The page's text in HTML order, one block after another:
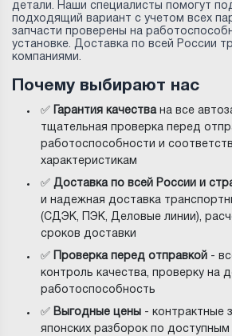
детали. Наши специалисты помогут
подходящий вариант с учетом всех
запчасти проверены на
установке. Доставка по всей России
компаниями.
Почему выбирают нас
✅ Гарантия качествана все
тщательная проверка перед
работоспособности и
характеристикам
✅Доставка по всей России и
и надежная доставка
(СДЭК, ПЭК, Деловые линии),
сроков доставки
✅ Проверка перед отправкой -
контроль качества, проверку на
работоспособность
✅ Выгодные цены - контрактные
японских разборок по доступным